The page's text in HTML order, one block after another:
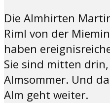
Die Almhirten
Riml von der
haben
Sie sind mitten
Almsommer. Und
Alm geht weiter.